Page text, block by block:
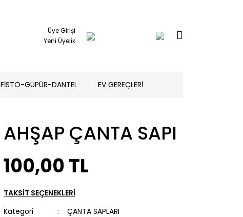
Üye Girişi
Yeni Üyelik
FİSTO-GÜPÜR-DANTEL EV GEREÇLERİ
AHŞAP ÇANTA SAPI
100,00 TL
TAKSİT SEÇENEKLERİ
Kategori
ÇANTA SAPLARI